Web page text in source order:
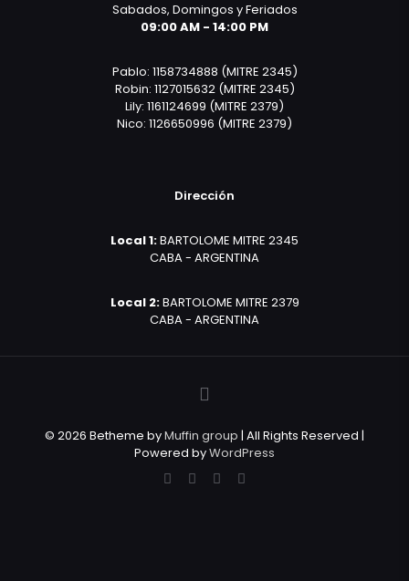
Sabados, Domingos y Feriados
09:00 AM - 14:00 PM
Pablo: 1158734888 (MITRE 2345)
Robin: 1127015632 (MITRE 2345)
Lily: 1161124699 (MITRE 2379)
Nico: 1126650996 (MITRE 2379)
Dirección
Local 1:BARTOLOME MITRE 2345
CABA - ARGENTINA
Local 2:BARTOLOME MITRE 2379
CABA - ARGENTINA
© 2026 Betheme byMuffin group | All Rights Reserved |
Powered byWordPress